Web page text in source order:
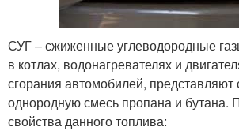
СУГ – сжиженные углеводородные
в котлах, водонагревателях и
сгорания автомобилей, представляют
однородную смесь пропана и бутана.
свойства данного топлива: